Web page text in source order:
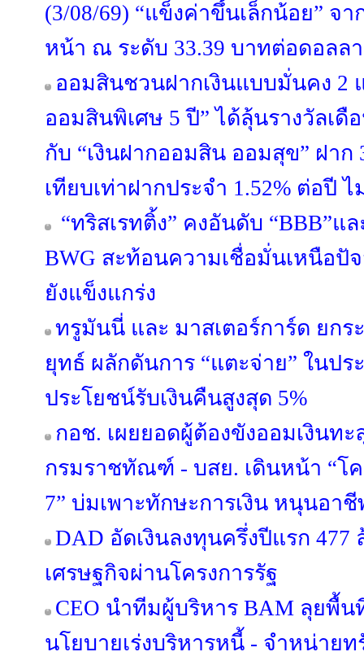
(3/08/69) “แข็งค่าขึ้นเล็กน้อย” จ
หน้า ณ ระดับ 33.39 บาทต่อดอลล
ออมสินชวนฝากเงินแบบมั่นคง 2
ออมสินพิเศษ 5 ปี” ได้ลุ้นรางวัลเดื
กับ “เงินฝากออมสิน ออมสุข” ฝาก
เทียบเท่าฝากประจำ 1.52% ต่อปี
“ทริสเรทติ้ง” คงอันดับ “BBB”แ
BWG สะท้อนความเชื่อมั่นเหนือปั
ยังแข็งแกร่ง
ทรูมันนี่ และ มาสเตอร์การ์ด ยกร
ยุทธ์ ผลักดันการ “แตะจ่าย” ในป
ประโยชน์รับเงินคืนสูงสุด 5%
กอช. เผยยอดผู้ต้องขังออมเงินท
กรมราชทัณฑ์ - บสย. เดินหน้า “โ
7” บ่มเพาะทักษะการเงิน หนุนอา
DAD อัดเงินลงทุนครึ่งปีแรก 477
เศรษฐกิจผ่านโครงการรัฐ
CEO นำทีมผู้บริหาร BAM ลุยพื้
นโยบายเร่งบริหารหนี้ - จำหน่าย